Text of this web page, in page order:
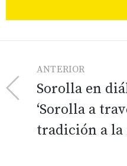
ANTERIOR
Sorolla en
‘Sorolla a
tradición a la